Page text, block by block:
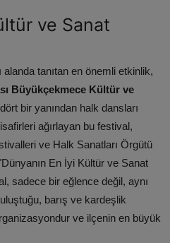
ve Sanat
tanıtan en önemli etkinlik,
Büyükçekmece Kültür ve
bir yanından halk dansları
ağırlayan bu festival,
ve Halk Sanatları Örgütü
En İyi Kültür ve Sanat
sadece bir eğlence değil, aynı
barış ve kardeşlik
ve ilçenin en büyük